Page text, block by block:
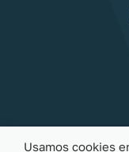
Usamos cookies